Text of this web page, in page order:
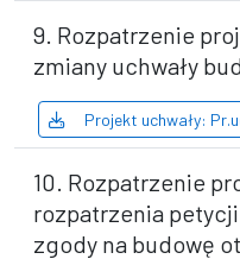
9. Rozpatrzenie
zmiany uchwały
Projekt uchwały:
10. Rozpatrzenie
rozpatrzenia
zgody na budowę